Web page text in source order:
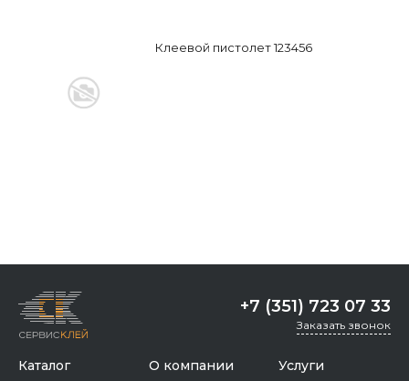
Клеевой пистолет 123456
+7 (351) 723 07 33
Заказать звонок
Каталог О компании Услуги